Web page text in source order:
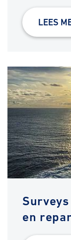
LEES
en